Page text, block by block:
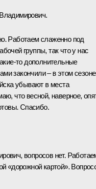
Работаем слаженно под
группы, так что у нас
то дополнительные
закончили – в этом
убывают в места
что весной, наверное,
Спасибо.
вопросов нет.
«дорожной картой».